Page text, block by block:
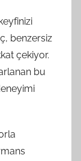
benzersiz
çekiyor.
bu